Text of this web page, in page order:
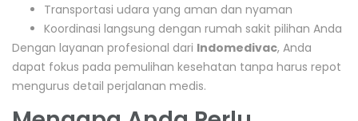
Transportasi udara yang aman dan nyaman
Koordinasi langsung dengan rumah sakit pilihan Anda
Dengan layanan profesional dari Indomedivac, Anda
dapat fokus pada pemulihan kesehatan tanpa harus repot
mengurus detail perjalanan medis.